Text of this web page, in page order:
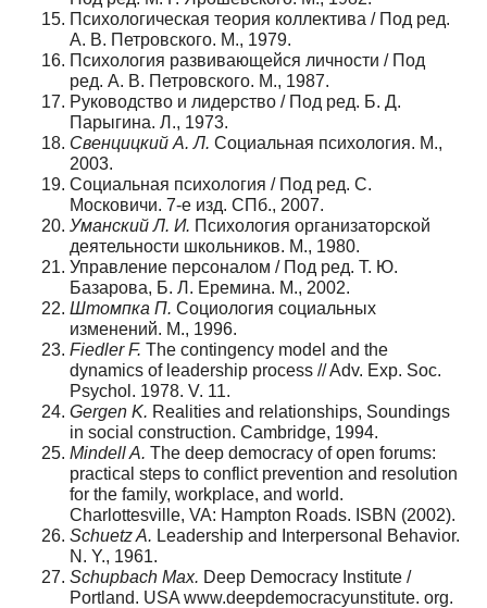
Психологическая теория коллектива / Под ред.
А. В. Петровского. М., 1979.
Психология развивающейся личности / Под
ред. А. В. Петровского. М., 1987.
Руководство и лидерство / Под ред. Б. Д.
Парыгина. Л., 1973.
Свенцицкий А. Л. Социальная психология. М.,
2003.
Социальная психология / Под ред. С.
Московичи. 7-е изд. СПб., 2007.
Уманский Л. И. Психология организаторской
деятельности школьников. М., 1980.
Управление персоналом / Под ред. Т. Ю.
Базарова, Б. Л. Еремина. М., 2002.
Штомпка П. Социология социальных
изменений. М., 1996.
Fiedler F. The contingency model and the
dynamics of leadership process // Adv. Exp. Soc.
Psychol. 1978. V. 11.
Gergen K. Realities and relationships, Soundings
in social construction. Cambridge, 1994.
Mindell A. The deep democracy of open forums:
practical steps to conflict prevention and resolution
for the family, workplace, and world.
Charlottesville, VA: Hampton Roads. ISBN (2002).
Schuetz A. Leadership and Interpersonal Behavior.
N. Y., 1961.
Schupbach Max. Deep Democracy Institute /
Portland. USA www.deepdemocra­cyunstitute. org.